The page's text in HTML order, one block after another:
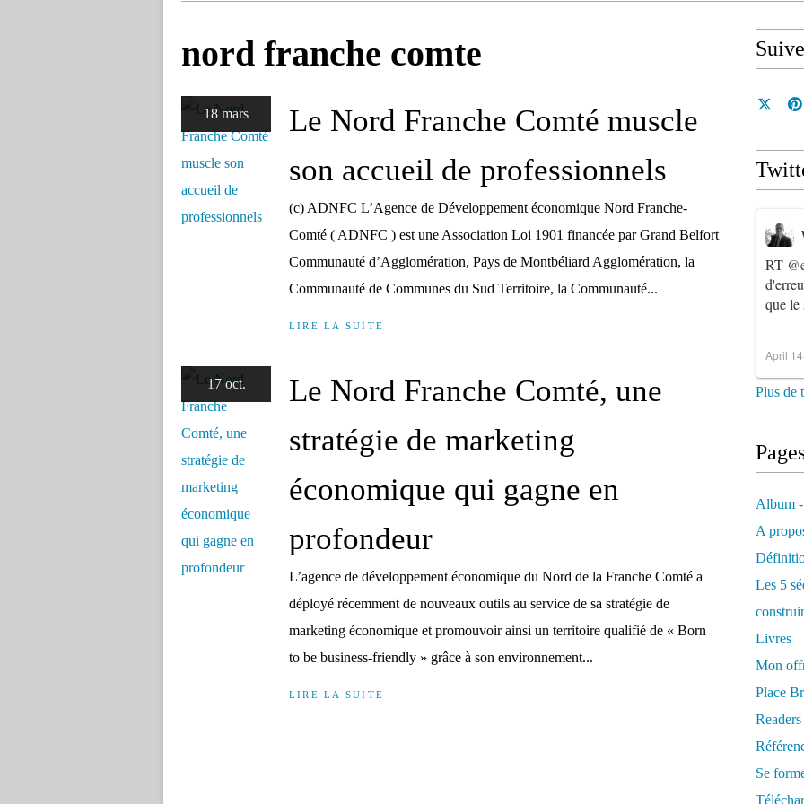
nord franche comte
18 mars
Le Nord Franche Comté muscle
son accueil de professionnels
(c) ADNFC L’Agence de Développement économique Nord Franche-
Comté ( ADNFC ) est une Association Loi 1901 financée par Grand Belfort
Communauté d’Agglomération, Pays de Montbéliard Agglomération, la
Communauté de Communes du Sud Territoire, la Communauté...
LIRE LA SUITE
17 oct.
Le Nord Franche Comté, une
stratégie de marketing
économique qui gagne en
profondeur
L’agence de développement économique du Nord de la Franche Comté a
déployé récemment de nouveaux outils au service de sa stratégie de
marketing économique et promouvoir ainsi un territoire qualifié de « Born
to be business-friendly » grâce à son environnement...
LIRE LA SUITE
RT
que le
April
Plus de
Album
A
Les 5
Livres
Mon
Place
Readers
Se